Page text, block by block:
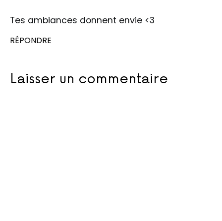
Tes ambiances donnent envie <3
RÉPONDRE
Laisser un commentaire